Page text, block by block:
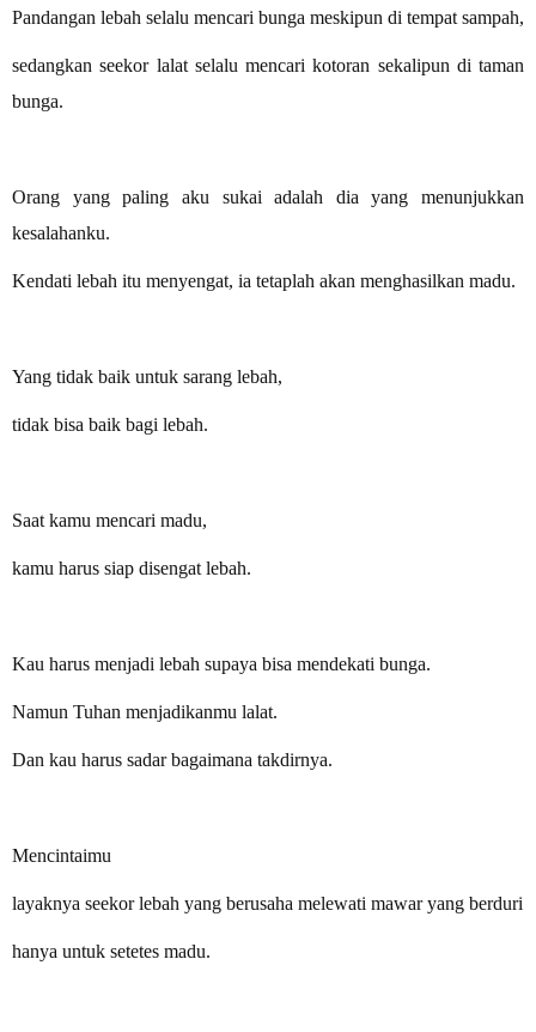
Pandangan lebah selalu mencari bunga meskipun di tempat sampah,
sedangkan seekor lalat selalu mencari kotoran sekalipun di taman
bunga.
Orang yang paling aku sukai adalah dia yang menunjukkan
kesalahanku.
Kendati lebah itu menyengat, ia tetaplah akan menghasilkan madu.
Yang tidak baik untuk sarang lebah,
tidak bisa baik bagi lebah.
Saat kamu mencari madu,
kamu harus siap disengat lebah.
Kau harus menjadi lebah supaya bisa mendekati bunga.
Namun Tuhan menjadikanmu lalat.
Dan kau harus sadar bagaimana takdirnya.
Mencintaimu
layaknya seekor lebah yang berusaha melewati mawar yang berduri
hanya untuk setetes madu.